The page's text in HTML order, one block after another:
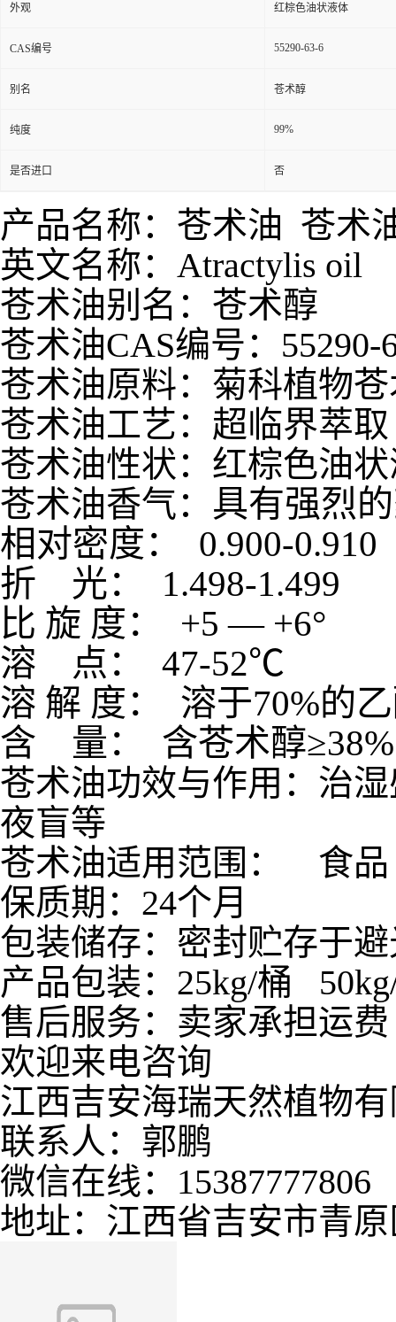
外观 红棕色油状液体
CAS编号 55290-63-6
别名 苍术醇
纯度 99%
是否进口 否
产品名称：苍术油 苍术
英文名称：Atractylis oil
苍术油别名：苍术醇
苍术油CAS编号：55290-
苍术油原料：菊科植物
苍术油工艺：超临界萃取
苍术油性状：红棕色油
苍术油香气： 具有强烈
相对密度：
折
光：
1.498-
比 旋 度： +5—+6°
溶
点： 47-52℃
溶 解 度： 溶于70%的
含
量： 含苍术醇≥38%
苍术油功效与作用：治
夜盲等
苍术油适用范围： 食品
保质期：24个月
包装储存：密封贮存于
产品包装：25kg/桶
售后服务：卖家承担运
欢迎来电咨询
江西吉安海瑞天然植物
联系人：郭鹏
微信在线：15387777806
地址：江西省吉安市青